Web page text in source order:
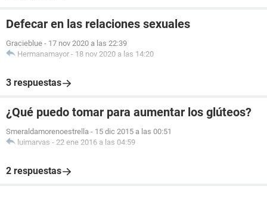
Defecar en las relaciones sexuales
Gracieblue - 17 nov 2020 a las 22:39
Hermanamayor - 18 nov 2020 a las 14:20
3 respuestas
¿Qué puedo tomar para aumentar los glúteos?
Smeraldamorenoestrella - 15 dic 2015 a las 00:51
luimarvas - 22 ene 2016 a las 04:59
2 respuestas